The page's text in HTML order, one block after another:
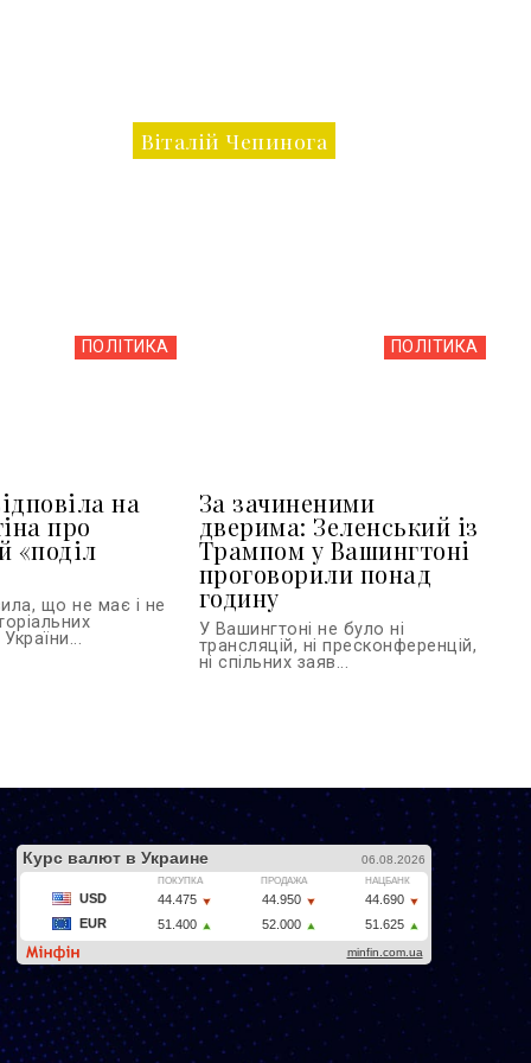
Віталій Чепинога
ПОЛІТИКА
на
про
«поділ
що не має і не
ПОЛІТИКА
За зачиненими
дверима: Зеленський із
Трампом у Вашингтоні
проговорили понад
годину
У Вашингтоні не було ні
трансляцій, ні пресконференцій,
ні спільних заяв...